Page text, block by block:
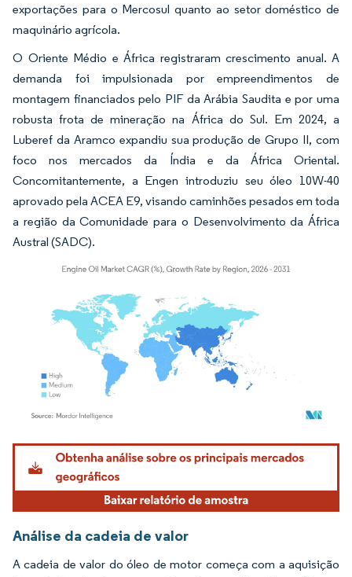
exportações para o Mercosul quanto ao setor doméstico de
maquinário agrícola.
O Oriente Médio e África registraram crescimento anual. A
demanda foi impulsionada por empreendimentos de
montagem financiados pelo PIF da Arábia Saudita e por uma
robusta frota de mineração na África do Sul. Em 2024, a
Luberef da Aramco expandiu sua produção de Grupo II, com
foco nos mercados da Índia e da África Oriental.
Concomitantemente, a Engen introduziu seu óleo 10W-40
aprovado pela ACEA E9, visando caminhões pesados em toda
a região da Comunidade para o Desenvolvimento da África
Austral (SADC).
Imagem © Mordor Intelligence. O reuso requer atribuição conforme CC BY 4.0.
Análise da cadeia de valor
A cadeia de valor do óleo de motor começa com a aquisição